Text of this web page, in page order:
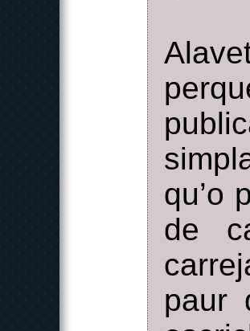
qu’o
de
paur